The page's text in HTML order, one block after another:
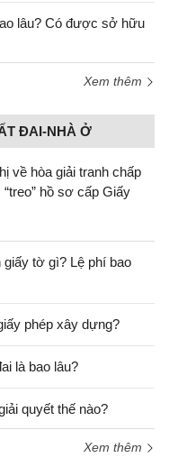
lâu? Có được sở hữu
Xem thêm
ĐAI-NHÀ Ở
về hòa giải tranh chấp
hồ sơ cấp Giấy
tờ gì? Lệ phí bao
phép xây dựng?
là bao lâu?
quyết thế nào?
Xem thêm